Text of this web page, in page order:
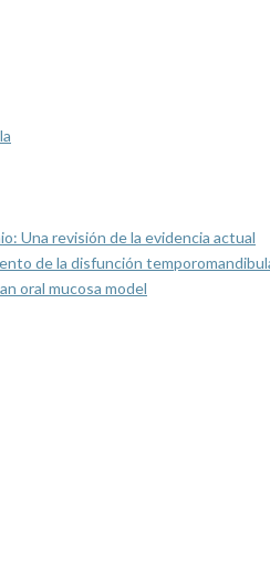
Una revisión de la evidencia actual
de la disfunción
oral mucosa model